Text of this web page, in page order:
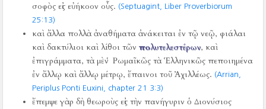
σοφὸς εἰς εὐήκοον οὖς. (Septuagint, Liber Proverbiorum
25:13)
καὶ ἄλλα πολλὰ ἀναθήματα ἀνάκειται ἐν τῷ νεῷ, φιάλαι
καὶ δακτύλιοι καὶ λίθοι τῶνπολυτελεστέρων, καὶ
ἐπιγράμματα, τὰ μὲν Ῥωμαῖκῶς τὰ Ἑλληνικῶς πεποιημένα
ἐν ἄλλῳ καὶ ἄλλῳ μέτρῳ, ἔπαινοι τοῦ Ἀχιλλέως. (Arrian,
Periplus Ponti Euxini, chapter 21 3:3)
ἔπεμψε γὰρ δὴ θεωροὺς εἰς τὴν πανήγυριν ὁ Διονύσιος